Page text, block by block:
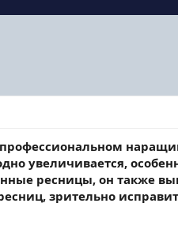
увеличивается,
ресницы, он также
зрительно